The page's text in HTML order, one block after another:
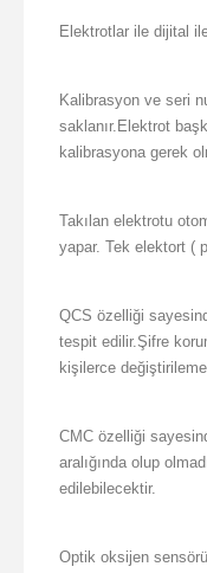
Elektrotlar ile dijital
Kalibrasyon ve seri
saklanır.Elektrot
kalibrasyona gerek
Takılan elektrotu
yapar. Tek elektort (
QCS özelliği
tespit edilir.Şifre
kişilerce
CMC özelliği
aralığında olup
edilebilecektir.
Optik oksijen